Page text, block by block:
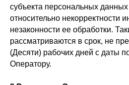
субъекта персональных
относительно некорректности
незаконности ее обработки.
рассматриваются в срок, не
(Десяти) рабочих дней с даты
Оператору.